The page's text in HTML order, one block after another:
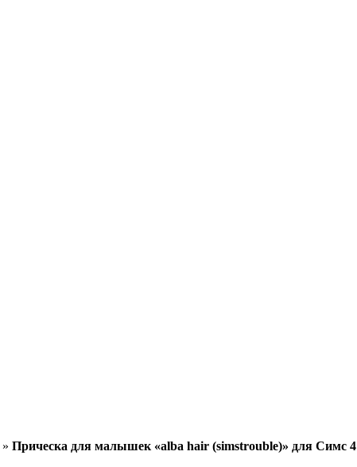
» Прическа для малышек «alba hair (simstrouble)» для Симс 4